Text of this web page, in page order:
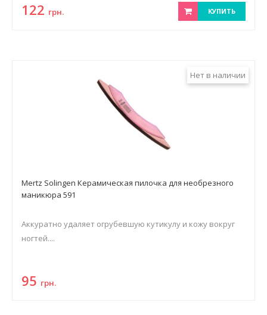
122 грн. КУПИТЬ
Нет в наличии
Mertz Solingen Керамическая пилочка для необрезного
маникюра 591
Аккуратно удаляет огрубевшую кутикулу и кожу вокруг
ногтей....
95 грн.